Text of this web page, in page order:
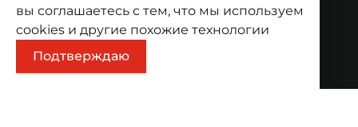
Каталог Корзина
Оплата Доставка
вы соглашаетесь с тем, что мы используем
cookies и другие похожие технологии
Подтверждаю